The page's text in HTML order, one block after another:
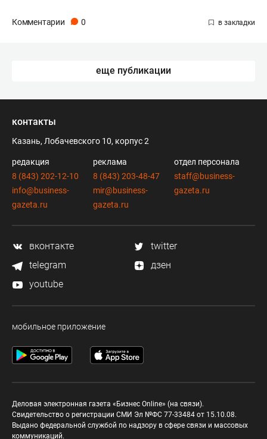
Комментарии 0
еще публикации
контакты
Казань, Лобачевского 10, корпус 2
редакция
8 (843) 202-12-10
info@business-
gazeta.ru
реклама
8 (843) 203-48-47
mir@business-
gazeta.ru
отдел персонала
staff@business-
gazeta.ru
вконтакте
twitter
telegram
дзен
youtube
мобильное приложение
Деловая электронная газета «Бизнес Online» (на связи).
Свидетельство о регистрации СМИ Эл №ФС 77-33484 от 15.10.08.
Выдано федеральной службой по надзору в сфере связи и массовых
коммуникаций.